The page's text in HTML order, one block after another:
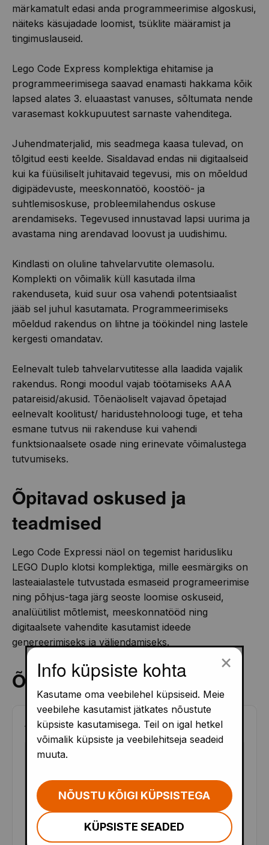
märkamatult edasi anda programmeerimise algoskusi,
näiteks käsujadade loomist, tsüklite määramist ja
tingimuslauseid.
Lego Code Express komplektiga ehitamise ja
programmeerimisega saavad enamasti hakkama kõik
lapsed alates 3. eluaastast vanuses, sõltumata nende
varasemast kokkupuutest sarnaste vahenditega.
Juhendmaterjalid, mis seadmega kaasa tulevad, on
tõlgitud eesti keelde. Sisaldavad endas nii digitaalseid
kui ka füüsiliselt juhitavaid tegevusi, mis on mõeldud
digipädevuste, meeskonnatöö, koostöö- ja
suhtlemisoskuse, probleemilahendus oskuse
arendamiseks. Tegevused innustavad lapsi uurima ja
avastama ning arendavad loovust ja uudishimu.
Kindlasti on oluline tahvelarvutite olemasolu.
Komplekti on võimalik küll kasutada ilma
rakenduseta, kuid suur osa vahendi potentsiaalist
jääb sel juhul kasutamata. Programmeerimiseks
mõeldud rakendus on lihtne ja töökindel ning lastele
kergesti omandatav.
Eelnevalt tuleb tahvelarvutitesse alla laadida vajalik
rakendus. Rongi moodul vajab töötamiseks AAA
patareisid/akusid. Tõenäoliselt vajavad õpetajad
eelnevalt koolitust/ haridustehnoloogi tuge, et teha
esmane tutvus nii rakenduse kui vahendi
funktsionaalsete osade ning erinevate võimalustega
tutvumiseks.
Õpitavad oskused ja
teadmised
Lego Code Expressi näol on tegemist haridusliku
LEGO Duplo klotsi komplektiga, mille eesmärgiks on
lasteaialastele tutvustada esmaseid programeerimise
ning põhjus-taga järg seoste loomise oskuseid,
analüütilist mõtlemist, meeskonnatööd ning
digitaalsete vahendite kasutamist ideede
genereerimiseks ja väljendamiseks.
Õppematerjalid
ALUSHARIDUS (15)
Info küpsiste kohta
Kasutame oma veebilehel küpsiseid. Meie
veebilehe kasutamist jätkates nõustute
küpsiste kasutamisega. Teil on igal hetkel
võimalik küpsiste ja veebilehitseja seadeid
muuta.
NÕUSTU KÕIGI KÜPSISTEGA
KÜPSISTE SEADED
×